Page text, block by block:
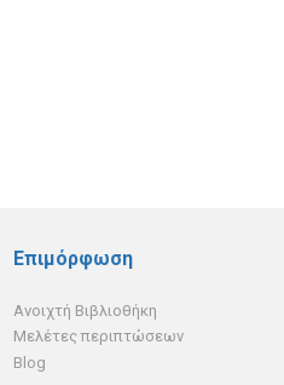
Επιμόρφωση
Ανοιχτή Βιβλιοθήκη
Μελέτες περιπτώσεων
Blog